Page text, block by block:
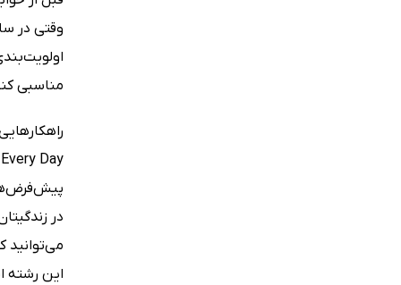
وقتی در
مناسبی
در
می‌توانید
این رشته